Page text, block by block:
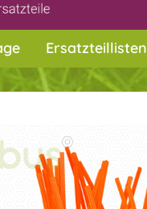
Ersatzteillisten